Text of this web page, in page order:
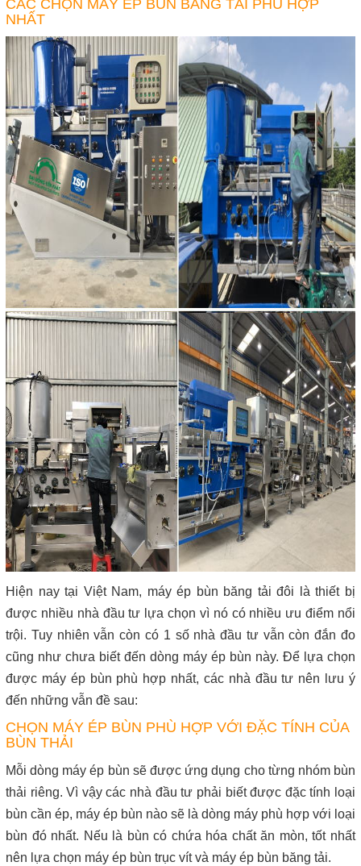
CÁC CHỌN MÁY ÉP BÙN BĂNG TẢI PHÙ HỢP
NHẤT
Hiện nay tại Việt Nam, máy ép bùn băng tải đôi là thiết bị
được nhiều nhà đầu tư lựa chọn vì nó có nhiều ưu điểm nổi
trội. Tuy nhiên vẫn còn có 1 số nhà đầu tư vẫn còn đắn đo
cũng như chưa biết đến dòng máy ép bùn này. Để lựa chọn
được máy ép bùn phù hợp nhất, các nhà đầu tư nên lưu ý
đến những vẫn đề sau:
CHỌN MÁY ÉP BÙN PHÙ HỢP VỚI ĐẶC TÍNH CỦA
BÙN THẢI
Mỗi dòng máy ép bùn sẽ được ứng dụng cho từng nhóm bùn
thải riêng. Vì vậy các nhà đầu tư phải biết được đặc tính loại
bùn cần ép, máy ép bùn nào sẽ là dòng máy phù hợp với loại
bùn đó nhất. Nếu là bùn có chứa hóa chất ăn mòn, tốt nhất
nên lựa chọn máy ép bùn trục vít và máy ép bùn băng tải.